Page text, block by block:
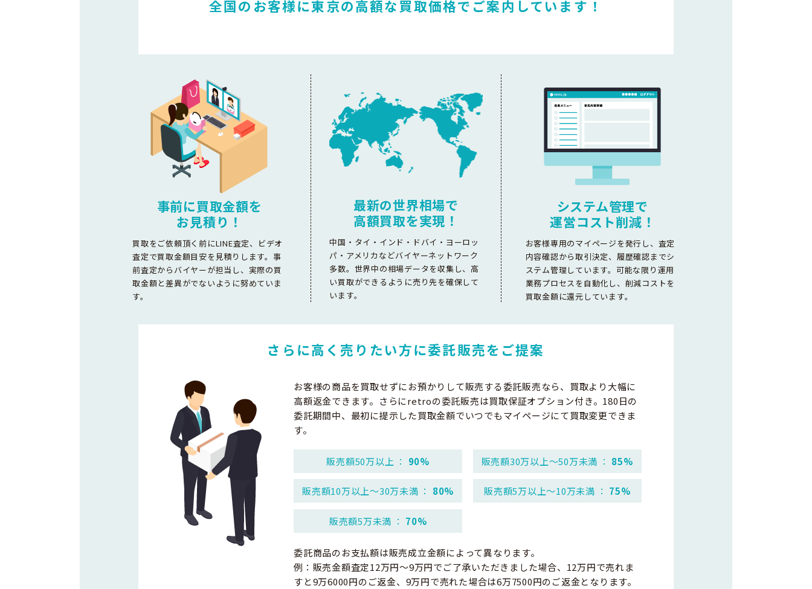
全国のお客様に東京の高額な買取価格でご案内しています！
事前に買取金額を
お見積り！
買取をご依頼頂く前にLINE査定、ビデオ
査定で買取金額目安を見積りします。事
前査定からバイヤーが担当し、実際の買
取金額と差異がでないように努めていま
す。
最新の世界相場で
高額買取を実現！
中国・タイ・インド・ドバイ・ヨーロッ
パ・アメリカなどバイヤーネットワーク
多数。世界中の相場データを収集し、高
い買取ができるように売り先を確保して
います。
システム管理で
運営コスト削減！
お客様専用のマイページを発行し、査定
内容確認から取引決定、履歴確認までシ
ステム管理しています。可能な限り運用
業務プロセスを自動化し、削減コストを
買取金額に還元しています。
さらに高く売りたい方に委託販売をご提案
お客様の商品を買取せずにお預かりして販売する委託販売なら、買取より大幅に
高額返金できます。さらにretroの委託販売は買取保証オプション付き。180日の
委託期間中、最初に提示した買取金額でいつでもマイページにて買取変更できま
す。
販売額50万以上 ： 90% 販売額30万以上～50万未満 ： 85%
販売額10万以上～30万未満 ： 80% 販売額5万以上～10万未満 ： 75%
販売額5万未満 ： 70%
委託商品のお支払額は販売成立金額によって異なります。
例：販売金額査定12万円～9万円でご了承いただきました場合、12万円で売れま
すと9万6000円のご返金、9万円で売れた場合は6万7500円のご返金となります。